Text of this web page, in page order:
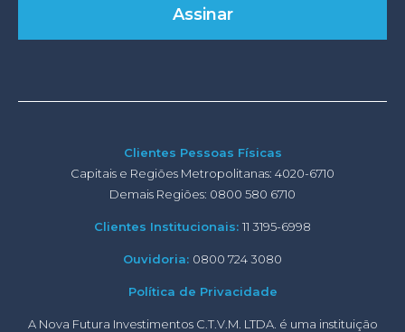
Clientes Pessoas Físicas
Capitais e Regiões Metropolitanas: 4020-6710
Demais Regiões: 0800 580 6710
Clientes Institucionais: 11 3195-6998
Ouvidoria: 0800 724 3080
Política de Privacidade
A Nova Futura Investimentos C.T.V.M. LTDA. é uma instituição